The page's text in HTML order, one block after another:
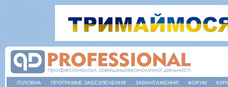
ГОЛОВНА ПРОГРАМНЕ ЗАБЕЗПЕЧЕННЯ ЗАВАНТАЖЕННЯ ФОРУМ